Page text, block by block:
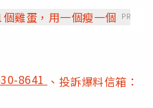
雞蛋，用一個瘦一個
PR
8641 、投訴爆料信箱：